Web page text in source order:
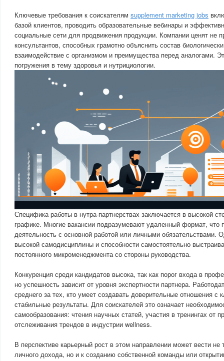
Ключевые требования к соискателям supplement marketing jobs
базой клиентов, проводить образовательные вебинары и
социальные сети для продвижения продукции. Компании ценят не
консультантов, способных грамотно объяснить состав
взаимодействие с организмом и преимущества перед аналогами.
погружения в тему здоровья и нутрициологии.
Специфика работы в нутра-партнерствах заключается в высокой
графике. Многие вакансии подразумевают удаленный формат, что
деятельность с основной работой или личными обязательствами.
высокой самодисциплины и способности самостоятельно
постоянного микроменеджмента со стороны руководства.
Конкуренция среди кандидатов высока, так как порог входа в
но успешность зависит от уровня экспертности партнера.
среднего за тех, кто умеет создавать доверительные отношения с
стабильные результаты. Для соискателей это означает
самообразования: чтения научных статей, участия в тренингах от
отслеживания трендов в индустрии wellness.
В перспективе карьерный рост в этом направлении может вести не
личного дохода, но и к созданию собственной команды или